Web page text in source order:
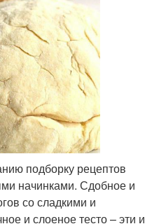
подборку рецептов
начинками. Сдобное и
со сладкими и
и слоеное тесто – эти и